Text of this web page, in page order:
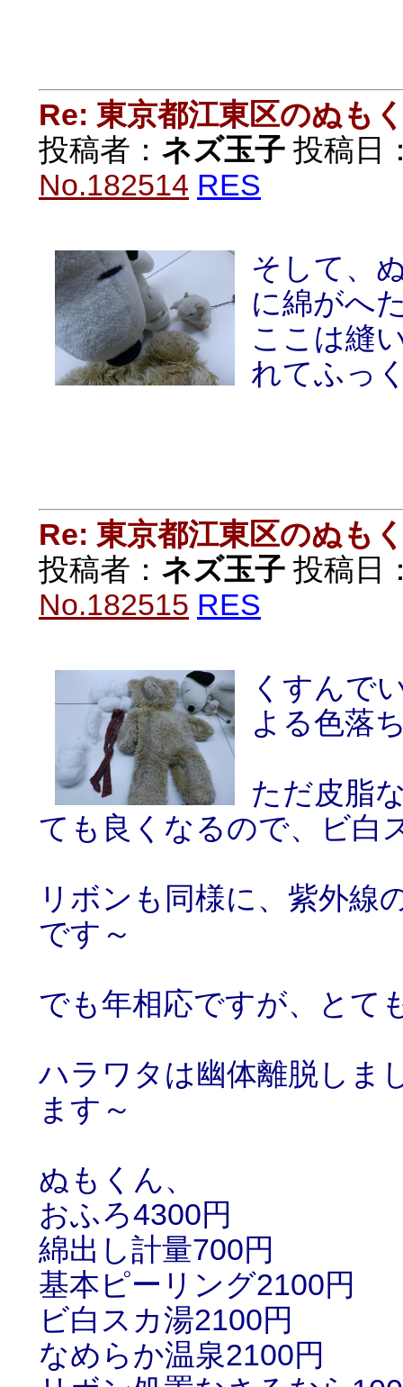
Re: 東京都江東区のぬも
投稿者： ネズ玉子 投稿日
No.182514 RES
そして、
に綿がへ
ここは縫
れてふっ
Re: 東京都江東区のぬも
投稿者： ネズ玉子 投稿日
No.182515 RES
くすんで
よる色落
ただ皮脂
ても良くなるので、ビ白
リボンも同様に、紫外線
です～
でも年相応ですが、とて
ハラワタは幽体離脱しま
ます～
ぬもくん、
おふろ4300円
綿出し計量700円
基本ピーリング2100円
ビ白スカ湯2100円
なめらか温泉2100円